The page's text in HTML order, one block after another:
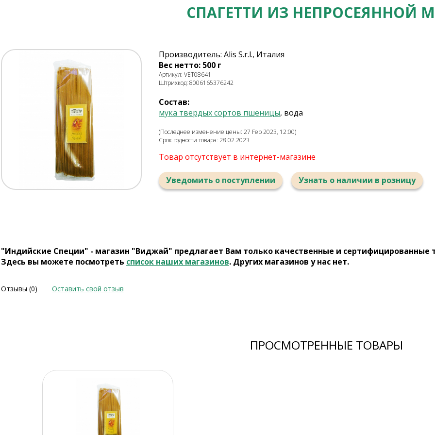
СПАГЕТТИ ИЗ НЕПРОСЕЯННОЙ
Производитель: Alis S.r.l., Италия
Вес нетто: 500 г
Артикул: VET08641
Штрихкод: 8006165376242
Состав:
мука твердых сортов пшеницы, вода
(Последнее изменение цены: 27 Feb 2023, 12:00)
Срок годности товара: 28.02.2023
Товар отсутствует в интернет-магазине
Уведомить о поступлении Узнать о наличии в розницу
"Индийские Специи" - магазин "Виджай" предлагает Вам только качественные и сертифицированные
Здесь вы можете посмотреть список наших магазинов. Других магазинов у нас нет.
Отзывы (0) Оставить свой отзыв
ПРОСМОТРЕННЫЕ ТОВАРЫ